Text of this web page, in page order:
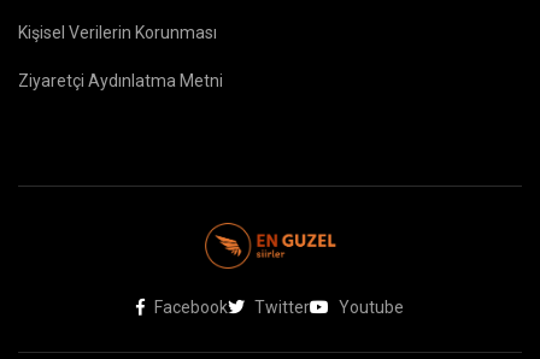
Kişisel Verilerin Korunması
Ziyaretçi Aydınlatma Metni
Facebook Twitter Youtube